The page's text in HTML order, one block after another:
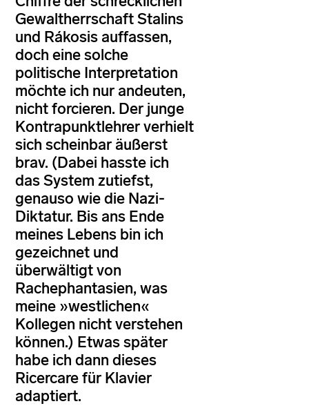
Gewaltherrschaft Stalins
und Rákosis auffassen,
doch eine solche
politische Interpretation
möchte ich nur andeuten,
nicht forcieren. Der junge
Kontrapunktlehrer verhielt
sich scheinbar äußerst
brav. (Dabei hasste ich
das System zutiefst,
genauso wie die Nazi-
Diktatur. Bis ans Ende
meines Lebens bin ich
gezeichnet und
überwältigt von
Rachephantasien, was
meine »westlichen«
Kollegen nicht verstehen
können.) Etwas später
habe ich dann dieses
Ricercare für Klavier
adaptiert.